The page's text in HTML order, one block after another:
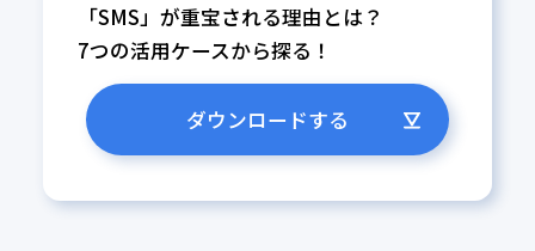
「SMS」が重宝される理由とは？
7つの活用ケースから探る！
ダウンロードする